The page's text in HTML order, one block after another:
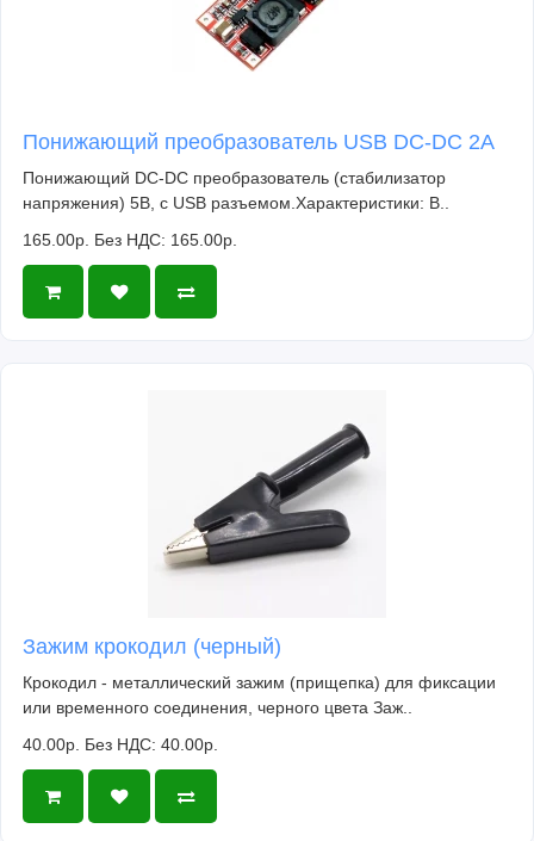
Понижающий преобразователь USB DC-DC 2A
Понижающий DC-DC преобразователь (стабилизатор
напряжения) 5В, с USB разъемом.Характеристики: В..
165.00р. Без НДС: 165.00р.
Зажим крокодил (черный)
Крокодил - металлический зажим (прищепка) для фиксации
или временного соединения, черного цвета Заж..
40.00р. Без НДС: 40.00р.